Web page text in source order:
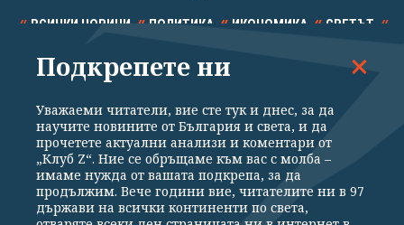
ВСИЧКИ НОВИНИ ПОЛИТИКА ИКОНОМИКА СВЕТЪТ
СПОРТ КУЛТУРА ТЕХНОЛОГИИ КАЛЕЙДОСКОП
Общи условия
Политика за поверителност
Подкрепете ни
Уважаеми читатели, вие сте тук и днес, за да
научите новините от България и света, и да
прочетете актуални анализи и коментари от
„Клуб Z“. Ние се обръщаме към вас с молба –
имаме нужда от вашата подкрепа, за да
продължим. Вече години вие, читателите ни в 97
държави на всички континенти по света,